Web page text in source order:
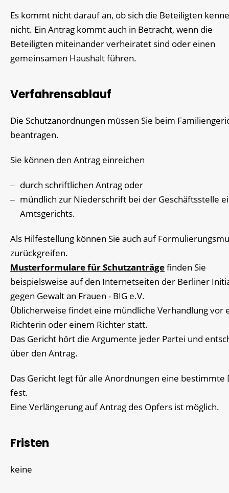
Es kommt nicht darauf an, ob sich die Beteiligten
nicht. Ein Antrag kommt auch in Betracht, wenn die
Beteiligten miteinander verheiratet sind oder einen
gemeinsamen Haushalt führen.
Verfahrensablauf
Die Schutzanordnungen müssen Sie beim
beantragen.
Sie können den Antrag einreichen
durch schriftlichen Antrag oder
mündlich zur Niederschrift bei der Geschäftsstelle
Amtsgerichts.
Als Hilfestellung können Sie auch auf
zurückgreifen.
Musterformulare für Schutzanträgefinden Sie
beispielsweise auf den Internetseiten der Berliner
gegen Gewalt an Frauen - BIG e.V.
Üblicherweise findet eine mündliche Verhandlung vor
Richterin oder einem Richter statt.
Das Gericht hört die Argumente jeder Partei und
über den Antrag.
Das Gericht legt für alle Anordnungen eine bestimmte
fest.
Eine Verlängerung auf Antrag des Opfers ist möglich.
Fristen
keine